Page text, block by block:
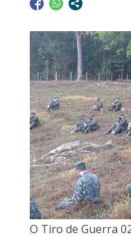
O Tiro de Guerra